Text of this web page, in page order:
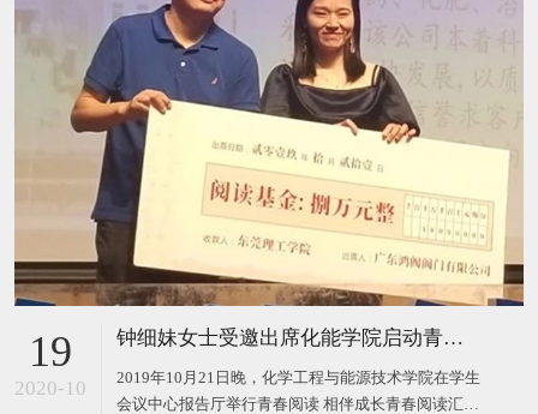
19
2020-10
钟细妹女士受邀出席化能学院启动青春阅读汇系列活动
2019年10月21日晚，化学工程与能源技术学院在学生
会议中心报告厅举行青春阅读 相伴成长青春阅读汇启